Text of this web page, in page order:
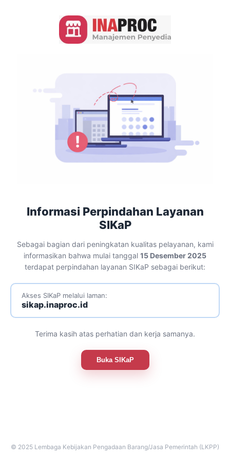
Informasi Perpindahan Layanan
SIKaP
Sebagai bagian dari peningkatan kualitas pelayanan, kami
informasikan bahwa mulai tanggal 15 Desember 2025
terdapat perpindahan layanan SIKaP sebagai berikut:
Akses SIKaP melalui laman:
sikap.inaproc.id
Terima kasih atas perhatian dan kerja samanya.
Buka SIKaP
© 2025 Lembaga Kebijakan Pengadaan Barang/Jasa Pemerintah (LKPP)